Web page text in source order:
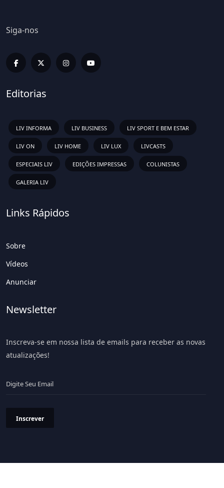
Siga-nos
Editorias
LIV INFORMA LIV BUSINESS LIV SPORT E BEM ESTAR
LIV ON LIV HOME LIV LUX LIVCASTS
ESPECIAIS LIV EDIÇÕES IMPRESSAS COLUNISTAS
GALERIA LIV
Links Rápidos
Sobre
Vídeos
Anunciar
Newsletter
Inscreva-se em nossa lista de emails para receber as novas
atualizações!
Inscrever